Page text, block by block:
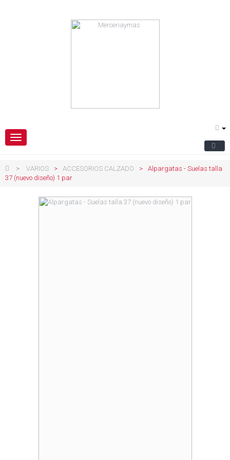
Navegación
Toggle
> VARIOS > ACCESORIOS CALZADO >
Alpargatas - Suelas talla
37 (nuevo diseño) 1 par